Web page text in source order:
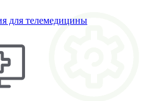
для телемедицины